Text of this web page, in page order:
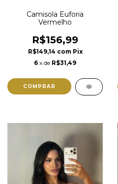
Camisola Euforia
Vermelho
R$156,99
R$149,14 com Pix
6 x de R$31,49
COMPRAR